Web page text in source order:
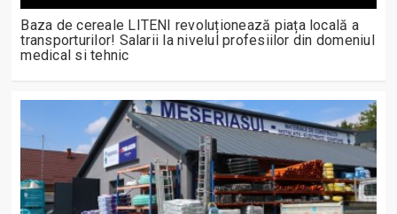
Baza de cereale LITENI revoluționează piața locală a
transporturilor! Salarii la nivelul profesiilor din domeniul
medical si tehnic